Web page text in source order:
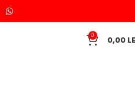
0 0,00